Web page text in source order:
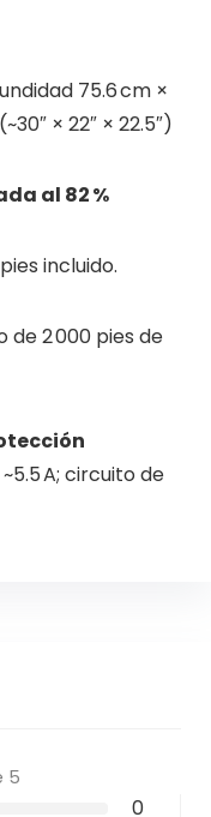
75.6 cm ×
× 22″ × 22.5″)
al 82 %
incluido.
de 2 000 pies de
A; circuito de
5
0